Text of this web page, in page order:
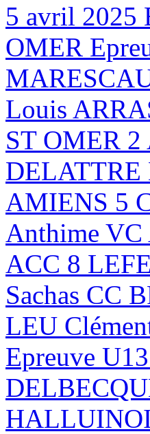
5 avril 2025
OMER
Louis
ST OMER
DELATTRE
AMIENS 5
Anthime
ACC 8
Sachas CC
LEU
Epreuve